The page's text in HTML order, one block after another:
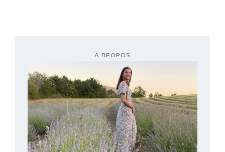
A RPOPOS